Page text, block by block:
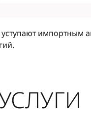
импортным